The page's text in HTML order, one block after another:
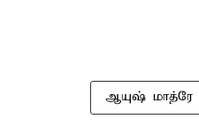
ஆயுஷ் மாத்ரே